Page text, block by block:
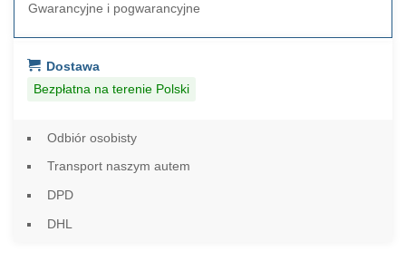
Gwarancyjne i pogwarancyjne
Dostawa
Bezpłatna na terenie Polski
Odbiór osobisty
Transport naszym autem
DPD
DHL